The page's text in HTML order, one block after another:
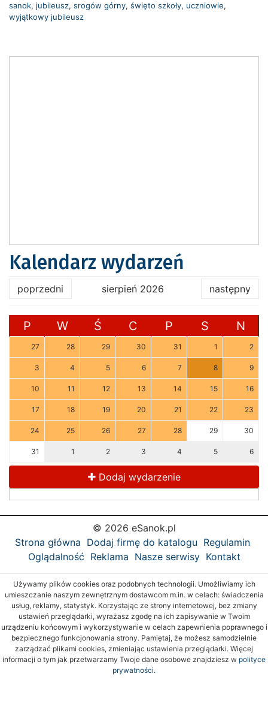
sanok, jubileusz, srogów górny, święto szkoły, uczniowie,
wyjątkowy jubileusz
Kalendarz wydarzeń
poprzedni sierpień 2026 następny
P W Ś C P S N
27 28 29 30 31 1 2
3 4 5 6 7 8 9
10 11 12 13 14 15 16
17 18 19 20 21 22 23
24 25 26 27 28 29 30
31 1 2 3 4 5 6
Dodaj wydarzenie
© 2026 eSanok.pl
Strona główna Dodaj firmę do katalogu Regulamin
Oglądalność Reklama Nasze serwisy Kontakt
Używamy plików cookies oraz podobnych technologii. Umożliwiamy ich
umieszczanie naszym zewnętrznym dostawcom m.in. w celach: świadczenia
usług, reklamy, statystyk. Korzystając ze strony internetowej, bez zmiany
ustawień przeglądarki, wyrażasz zgodę na ich zapisywanie w Twoim
urządzeniu końcowym i wykorzystywanie w celach zapewnienia poprawnego i
bezpiecznego funkcjonowania strony. Pamiętaj, że możesz samodzielnie
zarządzać plikami cookies, zmieniając ustawienia przeglądarki. Więcej
informacji o tym jak przetwarzamy Twoje dane osobowe znajdziesz w polityce
prywatności.